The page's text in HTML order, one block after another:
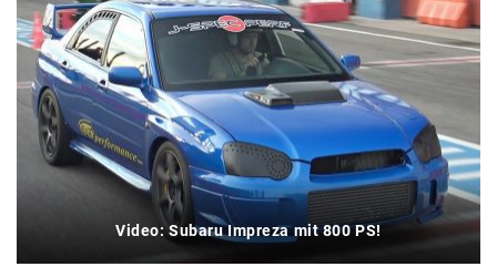
Video: Subaru Impreza mit 800 PS!